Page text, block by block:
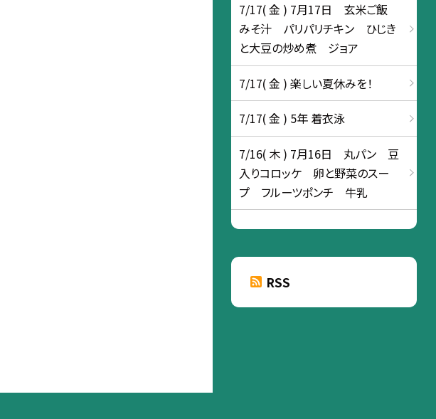
7/17( 金 ) 7月17日 玄米ご飯
みそ汁 パリパリチキン ひじき
と大豆の炒め煮 ジョア
7/17( 金 ) 楽しい夏休みを！
7/17( 金 ) 5年 着衣泳
7/16( 木 ) 7月16日 丸パン 豆
入りコロッケ 卵と野菜のスー
プ フルーツポンチ 牛乳
RSS